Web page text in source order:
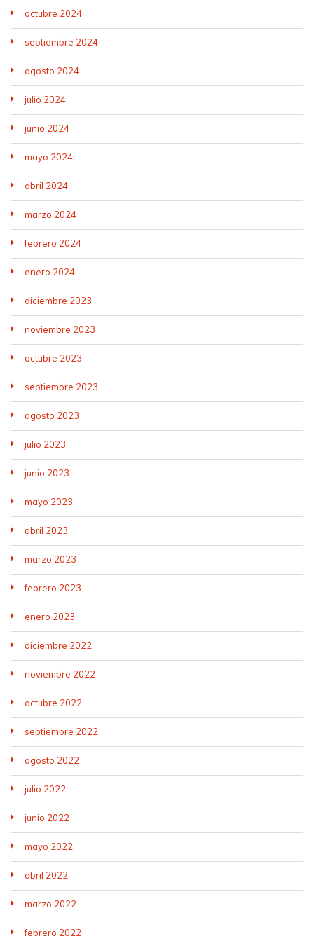
octubre 2024
septiembre 2024
agosto 2024
julio 2024
junio 2024
mayo 2024
abril 2024
marzo 2024
febrero 2024
enero 2024
diciembre 2023
noviembre 2023
octubre 2023
septiembre 2023
agosto 2023
julio 2023
junio 2023
mayo 2023
abril 2023
marzo 2023
febrero 2023
enero 2023
diciembre 2022
noviembre 2022
octubre 2022
septiembre 2022
agosto 2022
julio 2022
junio 2022
mayo 2022
abril 2022
marzo 2022
febrero 2022